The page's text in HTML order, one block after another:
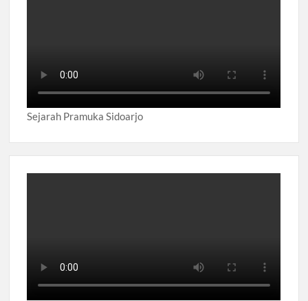
Sejarah Pramuka Sidoarjo